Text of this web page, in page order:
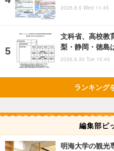
2026.8.5 Wed 11:45
文科省、高校教
梨・静岡・徳島
2026.6.30 Tue 15:45
ランキング
編集部ピ
明海大学の観光